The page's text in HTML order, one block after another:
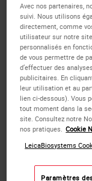
ETV6 (12p13) Break
translocation involving
provided by Magret
RUO -
ETV6 (previously
Avec nos partenaires,
suivi. Nous utilisons
directement, comme
utilisateur sur notre
personnalisés en
de vous permettre de
d’effectuer des
publicitaires. En
leur utilisation et au
lien ci-dessous). Vous
tout moment dans la
site. Consultez notre
nos pratiques.
Cookie
LeicaBiosystems
Paramètres